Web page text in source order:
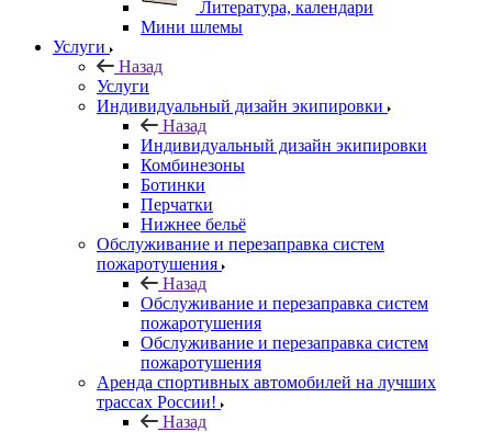
Литература, календари
Мини шлемы
Услуги
Назад
Услуги
Индивидуальный дизайн экипировки
Назад
Индивидуальный дизайн экипировки
Комбинезоны
Ботинки
Перчатки
Нижнее бельё
Обслуживание и перезаправка систем
пожаротушения
Назад
Обслуживание и перезаправка систем
пожаротушения
Обслуживание и перезаправка систем
пожаротушения
Аренда спортивных автомобилей на лучших
трассах России!
Назад